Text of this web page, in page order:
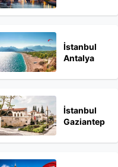
İstanbul
Antalya
İstanbul
Gaziantep